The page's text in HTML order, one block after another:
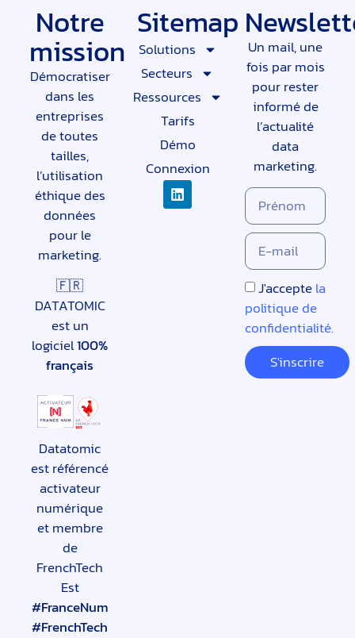
Notre
mission
Démocratiser
dans les
entreprises
de toutes
tailles,
l’utilisation
éthique des
données
pour le
marketing.
🇫🇷
DATATOMIC
est un
logiciel100%
français
Datatomic
est référencé
activateur
numérique
et membre
de
FrenchTech
Est
#FranceNum
#FrenchTech
Sitemap
Solutions
Secteurs
Ressources
Tarifs
Démo
Connexion
Un mail, une
fois par mois
pour rester
informé de
l’actualité
data
marketing.
J'acceptela
politique de
confidentialité.
S'inscrire